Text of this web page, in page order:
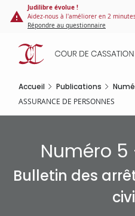
Panneau de gestion des cookies
contenu
principal
Judilibre évolue !
Aidez-nous à l'améliorer en 2
Répondre au questionnaire
Accueil Publications
ASSURANCE DE PERSONNES
Numéro 5
Bulletin des